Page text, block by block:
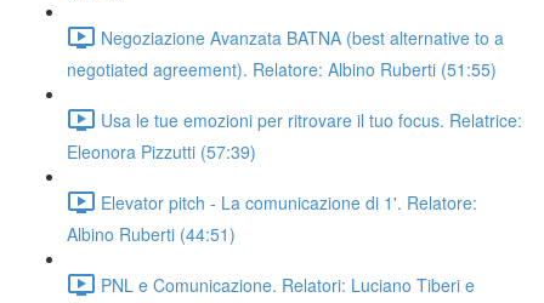
Negoziazione Avanzata BATNA (best alternative to a
negotiated agreement). Relatore: Albino Ruberti (51:55)
Usa le tue emozioni per ritrovare il tuo focus. Relatrice:
Eleonora Pizzutti (57:39)
Elevator pitch - La comunicazione di 1'. Relatore:
Albino Ruberti (44:51)
PNL e Comunicazione. Relatori: Luciano Tiberi e